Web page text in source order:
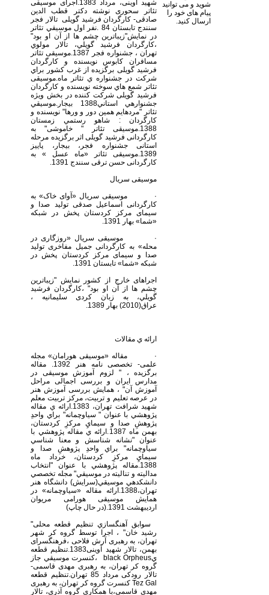
شهيد آوينی، مرداد 1383.اجرای موسیقی
تئاتر سحوری نوشته دکتر قطب الدین
صادقی- کارگردان فرشید گویلی تالار فجر
سنندج تابستان 84 .نفر اول موسيقي تئاتر
در نمايش"زيباترين چشم ها از آن او بود"
،كارگردان فرشيد گويلي، تالار مولوي
تهران ، جشنواره فجر 1387.موسیقی تئاتر
مسافران كابوس نويسنده و کارگردان
فرشید گویلی برگزيده از غرب كشور براي
شركت در جشنواره ي تئاتر ماه.موسیقی
تئاتر شمع هاي سوخته نويسنده و کارگردان
فرشید گویلی شركت كننده در بخش وي‍ژه
جشنواره­ي استاني1388 بيجار.موسيقي
تئاتر "مرده­ايم همين دور و ورها" نويسنده و
كارگردان : شاهو رستمي زمستان
1388.موسیقی تئاتر " خاموشی" به
کارگردانی فرشید گویلی اثر برگزیده مرحله
استانی جشنواره فجر، بیجار، پاییز
1389.موسیقی تئاتر «ماه عسل » به
کارگردانی حسن ترقی سنندج 1391.
موسیقی سریال
· موسیقی سریال «آوای خاک» به
کارگردانی اسماعیل صدقی تولید صدا و
سیمای مرکز کردستان پخش در شبکه
«شما» بهار 1391.
· موسیقی سریال «روزگاری در
محله» به کارگردانی جمیل مفاخری تولید
صدا و سیمای مرکز کردستان پخش در
شبکه «شما» تابستان 1391.
اجراهای خارج از کشور نمايش "زيباترين
چشم ها از آن او بود" ،كارگردان فرشيد
گويلي، به زبان کردی سلیمانیه ،
عراق(2010) بهار 1389.
ارائه ي مقالات
· مقاله «موسیقی هورامان» مجله
علمی- تخصصی نامه هنر 1392. مقاله
برگزيده ، " لزوم آموزش موسيقی در
مدارس ايران و بررسی اجمالی مراحل
آموزش آن" ، همايش بررسی آموزش هنر
در عرصه تعليم و تربيت، مرکز تربيت معلم
شهيد شرافت تهران، 1383.ارائه ي مقاله
پژوهشي با عنوان " سياوچمانه" براي واحدِ
پژوهشِ صدا و سيمايِ مركزِ كردستان،
بهمن ماه 1387.ارائه ي مقاله پژوهشي با
عنوان "نشانه شناسش و معنا شناسي
سياوچمانه" براي واحدِ پژوهشِ صدا و
سيمايِ مركزِ كردستان، خرداد ماه
1388.مقاله پ‍ژوهشي با عنوان "انتخاب
مداليته و تناليته در موسيقي" مجله تخصصي
دانشكده­ي موسيقي(سرايش) دانشگاه هنر
تهران،1388.ارائه مقاله «سیاوچمانه» در
همایش موسیقی هورامی مریوان
اردیبهشت 1391.(در حال چاپ)
سوابق آهنگسازي تنظيم قطعه محلی"
رشيد خان" ، اجرا توسط گروه کر شهر
تهران، به رهبری آرش فلاحی ،فرهنگسرای
بهمن، تالار شهيد آوينی1383.تنظیم قطعه
يblack Orpheus ،کنسرت موسيقي جاز
گروه کر تهران، به رهبری مهدی قاسمی-
تالار رودکی مرداد 85 تهران.تنظیم قطعه
Tez Gal کنسرت گروه کر تهران، به رهبری
مهدی قاسمی،با همکاری گروه آذری، تالار
شوید و می توانید
پیام های خود را
ارسال کنید.